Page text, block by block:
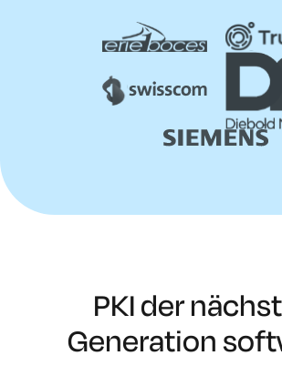
PKI der
Generation